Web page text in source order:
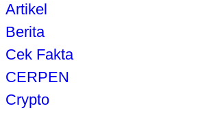
Artikel
Berita
Cek Fakta
CERPEN
Crypto